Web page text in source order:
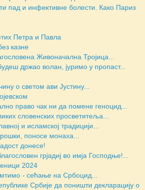
пад и инфективне болести. Како Париз
Петра и Павла
казне
Живоначална Тројица...
држао волан, јуримо у пропаст...
о светом ави Јустину...
право чак ни да помене геноцид...
словенских просветитеља...
и исламској традицији...
поносе монаха...
донесе!
грјадиј во имја Господње!...
2024
- сећање на Србоцид...
Србије да поништи декларацију о